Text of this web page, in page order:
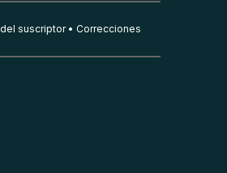
suscriptor Correcciones